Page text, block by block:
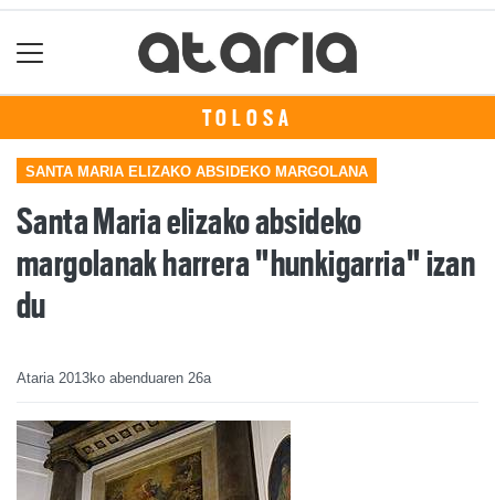
TOLOSA
SANTA MARIA ELIZAKO ABSIDEKO MARGOLANA
Santa Maria elizako absideko
margolanak harrera "hunkigarria" izan
du
Ataria 2013ko abenduaren 26a